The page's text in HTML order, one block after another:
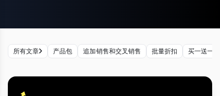
所有文章 产品包 追加销售和交叉销售 批量折扣 买一送一